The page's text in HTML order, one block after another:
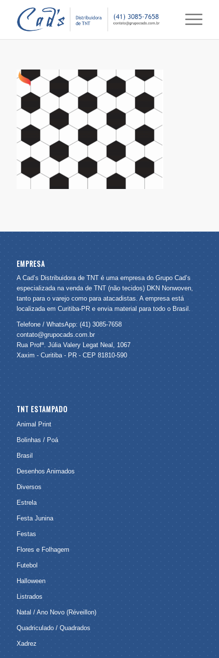
EMPRESA
A Cad’s Distribuidora de TNT é uma empresa do Grupo Cad’s
especializada na venda de TNT (não tecidos) DKN Nonwoven,
tanto para o varejo como para atacadistas. A empresa está
localizada em Curitiba-PR e envia material para todo o Brasil.
Telefone / WhatsApp: (41) 3085-7658
contato@grupocads.com.br
Rua Profª. Júlia Valery Legat Neal, 1067
Xaxim - Curitiba - PR - CEP 81810-590
TNT ESTAMPADO
Animal Print
Bolinhas / Poá
Brasil
Desenhos Animados
Diversos
Estrela
Festa Junina
Festas
Flores e Folhagem
Futebol
Halloween
Listrados
Natal / Ano Novo (Réveillon)
Quadriculado / Quadrados
Xadrez